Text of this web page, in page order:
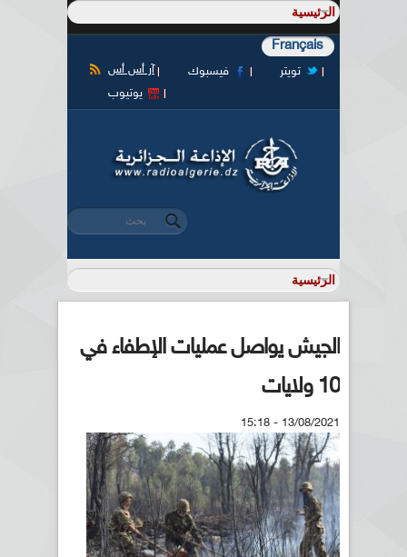
Français
آر أس أس فيسبوك
تويتر
يوتيوب
استمارة البحث
‏بحث ‏
الجيش يواصل عمليات الإطفاء في
10 ولايات
13/08/2021 - 15:18